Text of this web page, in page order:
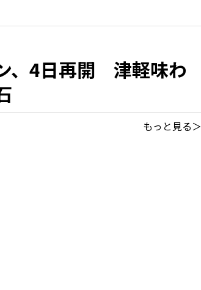
、4日再開 津軽味わ
もっと見る＞